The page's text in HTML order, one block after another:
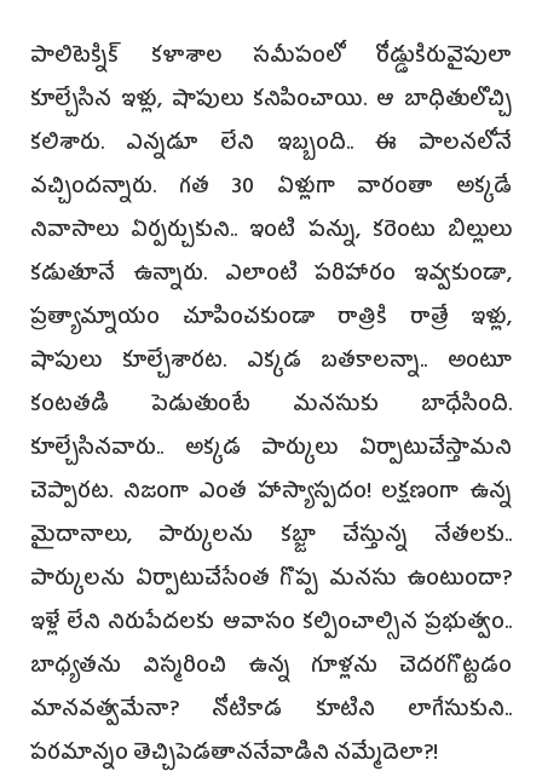
పాలిటెక్నిక్‌ కళాశాల సమీపంలో రోడ్డుకిరువైపులా
కూల్చేసిన ఇళ్లు, షాపులు కనిపించాయి. ఆ బాధితులొచ్చి
కలిశారు. ఎన్నడూ లేని ఇబ్బంది.. ఈ పాలనలోనే
వచ్చిందన్నారు. గత 30 ఏళ్లుగా వారంతా అక్కడే
నివాసాలు ఏర్పర్చుకుని.. ఇంటి పన్ను, కరెంటు బిల్లులు
కడుతూనే ఉన్నారు. ఎలాంటి పరిహారం ఇవ్వకుండా,
ప్రత్యామ్నాయం చూపించకుండా రాత్రికి రాత్రే ఇళ్లు,
షాపులు కూల్చేశారట. ఎక్కడ బతకాలన్నా.. అంటూ
కంటతడి పెడుతుంటే మనసుకు బాధేసింది.
కూల్చేసినవారు.. అక్కడ పార్కులు ఏర్పాటుచేస్తామని
చెప్పారట. నిజంగా ఎంత హాస్యాస్పదం! లక్షణంగా ఉన్న
మైదానాలు, పార్కులను కబ్జా చేస్తున్న నేతలకు..
పార్కులను ఏర్పాటుచేసేంత గొప్ప మనసు ఉంటుందా?
ఇళ్లే లేని నిరుపేదలకు ఆవాసం కల్పించాల్సిన ప్రభుత్వం..
బాధ్యతను విస్మరించి ఉన్న గూళ్లను చెదరగొట్టడం
మానవత్వమేనా? నోటికాడ కూటిని లాగేసుకుని..
పరమాన్నం తెచ్చిపెడతాననేవాడిని నమ్మేదెలా?!